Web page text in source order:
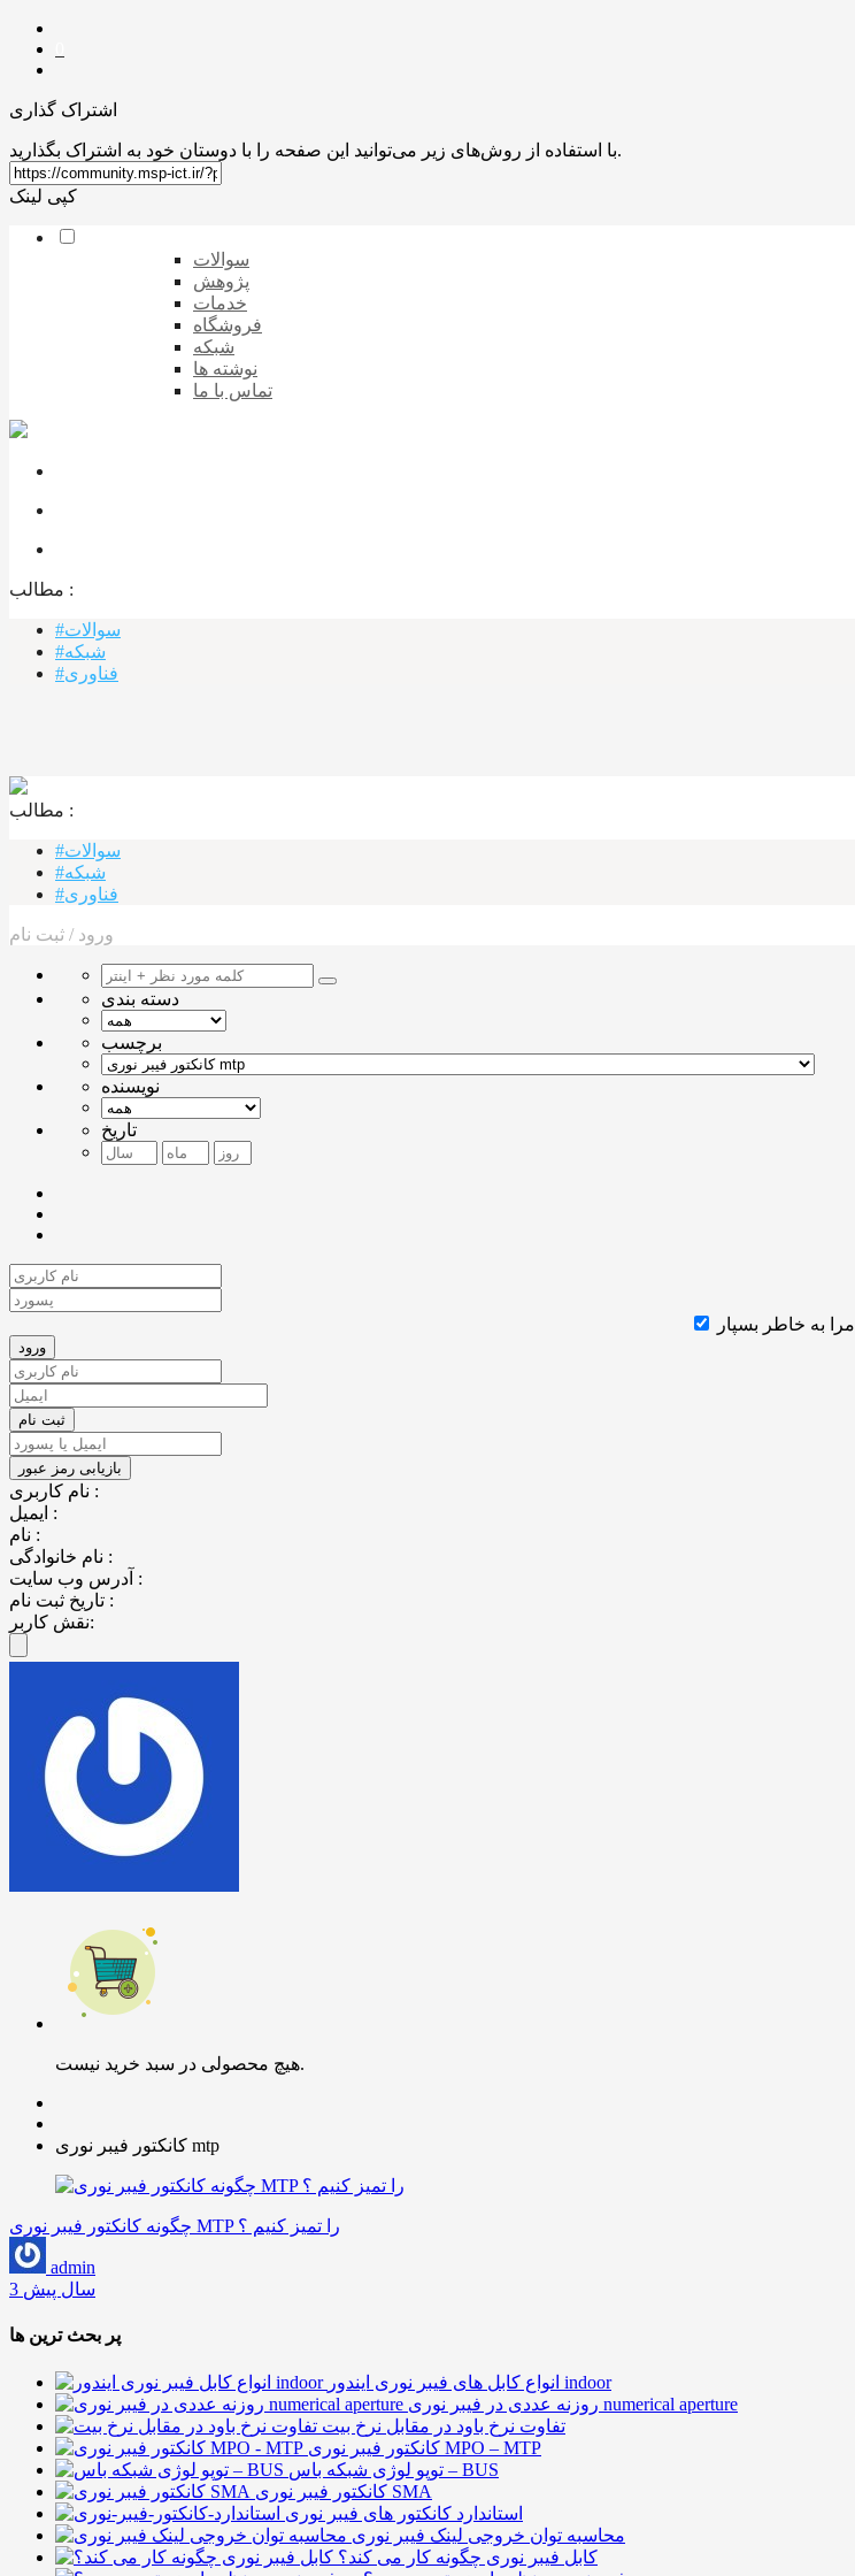
اشتراک گذاری
با استفاده از روش‌های زیر می‌توانید این صفحه را با دوستان خود به اشتراک بگذارید.
کپی لینک
سوالات
پژوهش
خدمات
فروشگاه
شبکه
نوشته ها
تماس با ما
مطالب :‌
#سوالات
#شبکه
#فناوری
مطالب :‌ ‌‌
#سوالات
#شبکه
#فناوری
ورود / ثبت نام
دسته بندی
برچسب
نویسنده
تاریخ
مرا به خاطر بسپار
نام کاربری :
ایمیل :
نام :
نام خانوادگی :
آدرس وب سایت :
تاریخ ثبت نام :
نقش کاربر:
هیچ محصولی در سبد خرید نیست.
کانکتور فیبر نوری mtp
چگونه کانکتور فیبر نوری MTP را تمیز کنیم ؟
admin
3 سال پیش
پر بحث ترین ها
انواع کابل های فیبر نوری ایندور indoor
روزنه عددی در فیبر نوری numerical aperture
تفاوت نرخ باود در مقابل نرخ بیت
کانکتور فیبر نوری MPO – MTP
توپو لوژی شبکه باس – BUS
کانکتور فیبر نوری SMA
استاندارد کانکتور های فیبر نوری
محاسبه توان خروجی لینک فیبر نوری
کابل فیبر نوری چگونه کار می کند؟